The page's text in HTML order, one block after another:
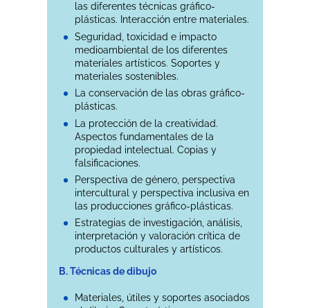
las diferentes técnicas gráfico-
plásticas. Interacción entre materiales.
Seguridad, toxicidad e impacto
medioambiental de los diferentes
materiales artísticos. Soportes y
materiales sostenibles.
La conservación de las obras gráfico-
plásticas.
La protección de la creatividad.
Aspectos fundamentales de la
propiedad intelectual. Copias y
falsificaciones.
Perspectiva de género, perspectiva
intercultural y perspectiva inclusiva en
las producciones gráfico-plásticas.
Estrategias de investigación, análisis,
interpretación y valoración crítica de
productos culturales y artísticos.
B. Técnicas de dibujo
Materiales, útiles y soportes asociados